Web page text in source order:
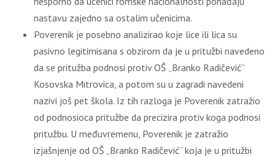
nastavu zajedno sa ostalim učenicima.
Poverenik je posebno analizirao koje lice ili lica su
pasivno legitimisana s obzirom da je u pritužbi navedeno
da se pritužba podnosi protiv OŠ „Branko Radičević“
Kosovska Mitrovica, a potom su u zagradi navedeni
nazivi još pet škola. Iz tih razloga je Poverenik zatražio
od podnosioca pritužbe da precizira protiv koga podnosi
pritužbu. U međuvremenu, Poverenik je zatražio
izjašnjenje od OŠ „Branko Radičević“ koja je u pritužbi